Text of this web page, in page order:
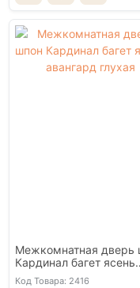
Межкомнатная дверь
Кардинал багет ясень
авангард глухая
Код Товара: 2416